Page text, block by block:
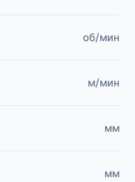
об/мин
м/мин
мм
мм